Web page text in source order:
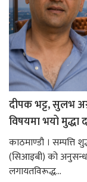
दीपक भट्ट, सुलभ
विषयमा भयो मुद्धा
काठमाण्डौ । सम्पत्ति
(सिआइबी) को
लगायतविरूद्ध...